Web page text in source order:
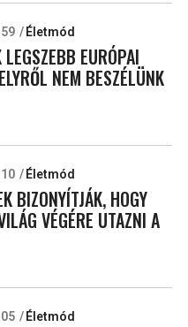
Életmód
EURÓPAI
NEM BESZÉLÜNK
Életmód
BIZONYÍTJÁK, HOGY
VÉGÉRE UTAZNI A
Életmód